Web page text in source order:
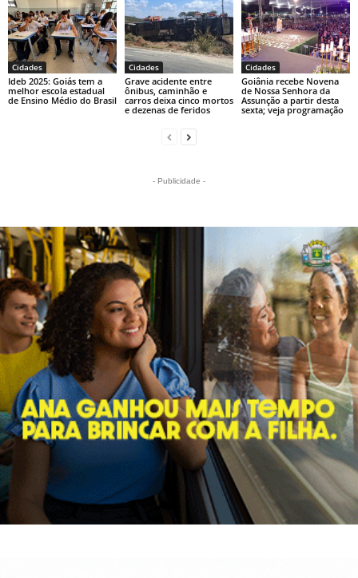
Cidades
Ideb 2025: Goiás tem a
melhor escola estadual
de Ensino Médio do Brasil
Cidades
Grave acidente entre
ônibus, caminhão e
carros deixa cinco mortos
e dezenas de feridos
Cidades
Goiânia recebe Novena
de Nossa Senhora da
Assunção a partir desta
sexta; veja programação
- Publicidade -